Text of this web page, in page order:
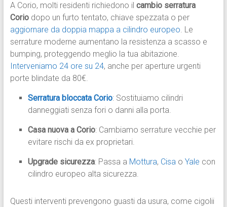
A Corio, molti residenti richiedono il cambio serratura
Coriodopo un furto tentato, chiave spezzata o per
aggiornare da doppia mappa a cilindro europeo. Le
serrature moderne aumentano la resistenza a scasso e
bumping, proteggendo meglio la tua abitazione.
Interveniamo 24 ore su 24, anche per aperture urgenti
porte blindate da 80€.
Serratura bloccata Corio: Sostituiamo cilindri
danneggiati senza fori o danni alla porta.
Casa nuova a Corio: Cambiamo serrature vecchie per
evitare rischi da ex proprietari.
Upgrade sicurezza: Passa a Mottura, Cisao Yale con
cilindro europeo alta sicurezza.
Questi interventi prevengono guasti da usura, come cigolii